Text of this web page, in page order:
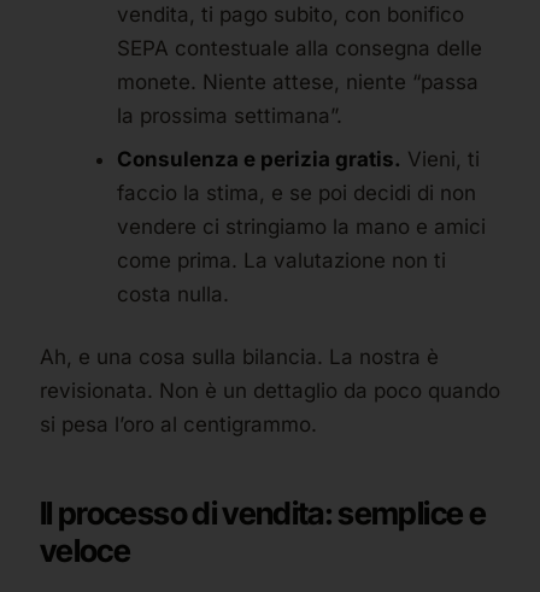
vendita, ti pago subito, con bonifico
SEPA contestuale alla consegna delle
monete. Niente attese, niente “passa
la prossima settimana”.
Consulenza e perizia gratis. Vieni, ti
faccio la stima, e se poi decidi di non
vendere ci stringiamo la mano e amici
come prima. La valutazione non ti
costa nulla.
Ah, e una cosa sulla bilancia. La nostra è
revisionata. Non è un dettaglio da poco quando
si pesa l’oro al centigrammo.
Il processo di vendita: semplice e
veloce